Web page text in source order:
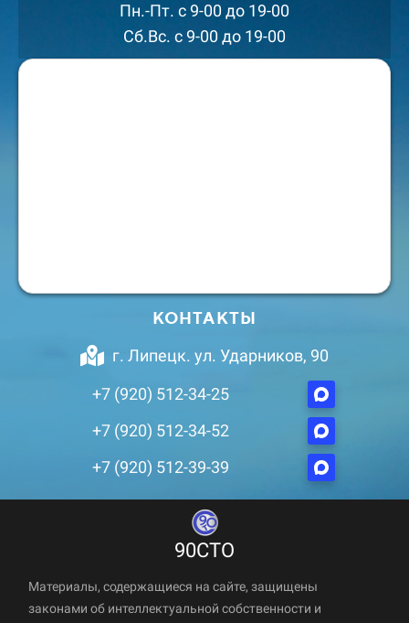
Пн.-Пт. с 9-00 до 19-00
Сб.Вс. с 9-00 до 19-00
КОНТАКТЫ
г. Липецк. ул. Ударников, 90
+7 (920) 512-34-25
+7 (920) 512-34-52
+7 (920) 512-39-39
90СТО
Материалы, содержащиеся на сайте, защищены
законами об интеллектуальной собственности и